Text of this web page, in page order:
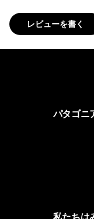
レビューを書く
パタゴニ